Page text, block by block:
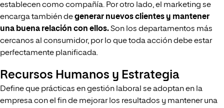
establecen como compañía. Por otro lado, el marketing se
encarga también degenerar nuevos clientes y mantener
una buena relación con ellos.Son los departamentos más
cercanos al consumidor, por lo que toda acción debe estar
perfectamente planificada.
Recursos Humanos y Estrategia
Define que prácticas en gestión laboral se adoptan en la
empresa con el fin de mejorar los resultados y mantener una